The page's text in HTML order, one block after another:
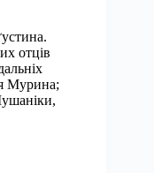
отців
Мурина;